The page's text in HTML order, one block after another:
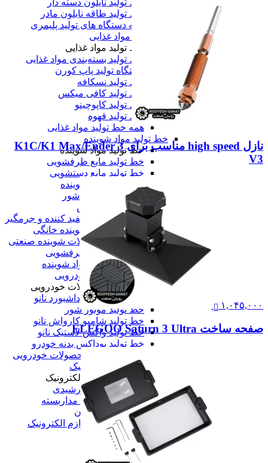
خط تولید طاقه نایلون مادر
همه دستگاه های تولید پلیمری
خط تولید مواد غذایی
خط تولید مواد غذایی
خط تولید بسته‌بندی مواد غذایی
دستگاه تولید پاپ کورن
خط تولید نسکافه
خط تولید کافی میکس
خط تولید کاپوچینو
خط تولید قهوه
همه خط تولید مواد غذایی
خط تولید مواد شوینده
خط تولید مواد شوینده
خط تولید مایع ظرفشویی
خط تولید مایع دستشویی
خط تولید پودر شوینده
خط تولید شیشه شور
خط تولید وایتکس
خط تولید مایع سفید کننده و جرمگیر
خط تولید مواد شوینده خانگی
خط تولید محصولات شوینده صنعتی
خط تولید سیم ظرفشویی
همه خط تولید مواد شوینده
خط تولید محصولات خودرویی
خط تولید محصولات خودرویی
خط تولید واکس داشبورد نانو
خط تولید موتور شور
خط تولید شامپو کارواش نانو
خط تولید واکس لاستیک نانو
خط تولید یوداکس بدنه خودرو
همه خط تولید محصولات خودرویی
خط تولید لوازم الکترونیک
خط تولید لوازم الکترونیک
خط تولید پنل خورشیدی
خط تولید دوربین مداربسته
خط تولید تلویزیون
همه خط تولید لوازم الکترونیک
همه دستگاه های تولید
ماشین آلات صنعتی
ماشین آلات صنعتی
نازل high speed مناسب برای K1C/K1 Max/Ender 3
V3
۱,۰۴۵,۰۰۰
صفحه ساخت ELEGOO Saturn 3 Ultra